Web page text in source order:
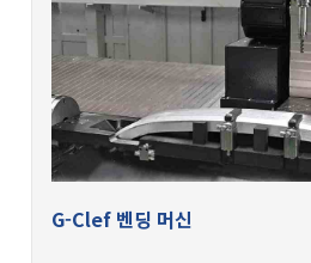
G-Clef 벤딩 머신